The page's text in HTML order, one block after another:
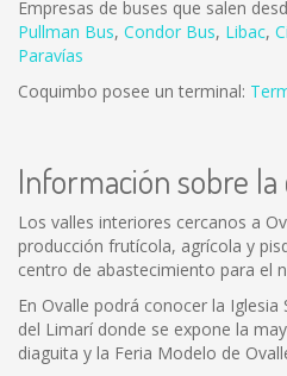
Empresas de buses que salen
Pullman Bus, Condor Bus, Libac,
Paravías
Coquimbo posee un terminal:
Información sobre la
Los valles interiores cercanos a
producción frutícola, agrícola y
centro de abastecimiento para el
En Ovalle podrá conocer la Iglesia
del Limarí donde se expone la
diaguita y la Feria Modelo de